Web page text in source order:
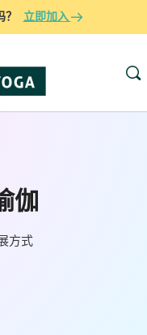
立即加入
伽
方式